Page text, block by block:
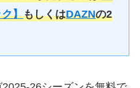
】もしくはDAZNの2